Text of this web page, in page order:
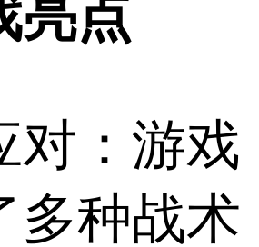
亮点
对：游戏
多种战术